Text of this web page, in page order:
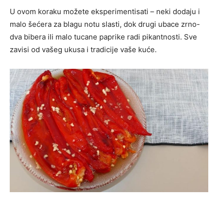
U ovom koraku možete eksperimentisati – neki dodaju i
malo šećera za blagu notu slasti, dok drugi ubace zrno-
dva bibera ili malo tucane paprike radi pikantnosti. Sve
zavisi od vašeg ukusa i tradicije vaše kuće.